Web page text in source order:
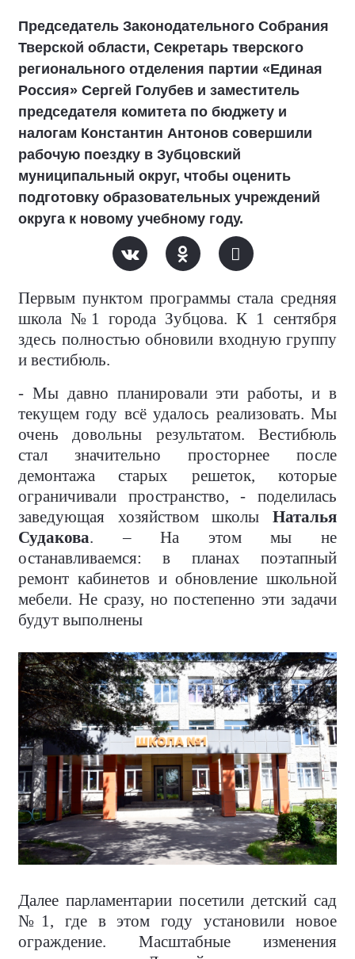
Председатель Законодательного Собрания
Тверской области, Секретарь тверского
регионального отделения партии «Единая
Россия» Сергей Голубев и заместитель
председателя комитета по бюджету и
налогам Константин Антонов совершили
рабочую поездку в Зубцовский
муниципальный округ, чтобы оценить
подготовку образовательных учреждений
округа к новому учебному году.
Первым пунктом программы стала средняя
школа №1 города Зубцова. К 1 сентября
здесь полностью обновили входную группу
и вестибюль.
- Мы давно планировали эти работы, и в
текущем году всё удалось реализовать. Мы
очень довольны результатом. Вестибюль
стал значительно просторнее после
демонтажа старых решеток, которые
ограничивали пространство, - поделилась
заведующая хозяйством школы Наталья
Судакова. – На этом мы не
останавливаемся: в планах поэтапный
ремонт кабинетов и обновление школьной
мебели. Не сразу, но постепенно эти задачи
будут выполнены
Далее парламентарии посетили детский сад
№1, где в этом году установили новое
ограждение. Масштабные изменения